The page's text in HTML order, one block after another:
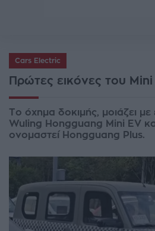
Cars Electric
Πρώτες εικόνες του
Το όχημα δοκιμής, μοιάζει
Wuling Hongguang Mini EV
ονομαστεί Hongguang Plus.